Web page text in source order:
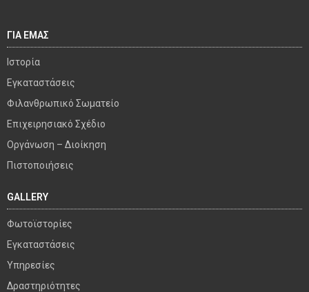
ΓΙΑ ΕΜΑΣ
Ιστορία
Εγκαταστάσεις
Φιλανθρωπικό Σωματείο
Επιχειρησιακό Σχέδιο
Οργάνωση – Διοίκηση
Πιστοποιήσεις
GALLERY
Φωτοϊστορίες
Εγκαταστάσεις
Υπηρεσίες
Δραστηριότητες